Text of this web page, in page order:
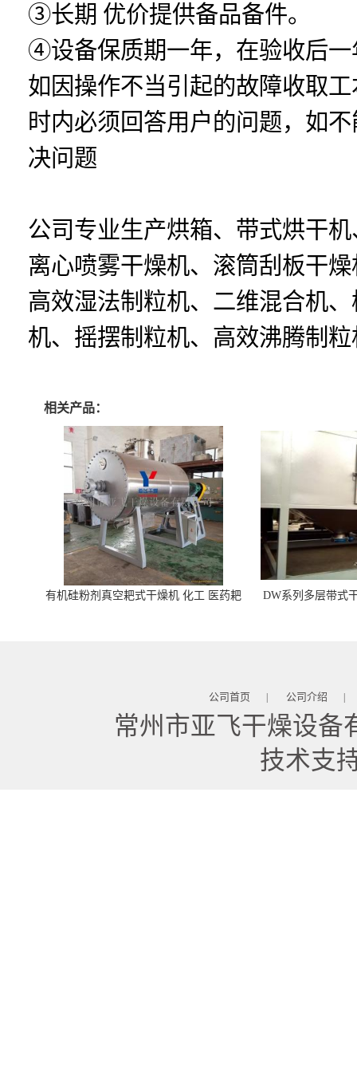
③长期 优价提供备品备件。
④设备保质期一年，在验收后
如因操作不当引起的故障收取
时内必须回答用户的问题，如
决问题
公司专业生产烘箱、带式烘干
离心喷雾干燥机、滚筒刮板干
高效湿法制粒机、二维混合机
机、摇摆制粒机、高效沸腾制
相关产品：
有机硅粉剂真空耙式干燥机 化工 医药耙
DW系列多层带式
公司首页 | 公司介绍 |
常州市亚飞干燥设备
技术支